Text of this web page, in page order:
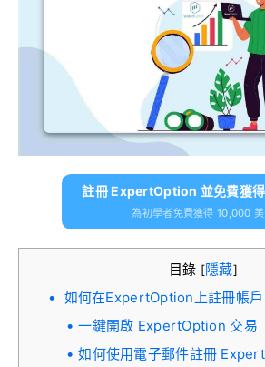
註冊 ExpertOption 並免費獲
為初學者免費獲得 10,000
目錄 [隱藏]
如何在ExpertOption上註冊帳戶
一鍵開啟 ExpertOption 交易
如何使用電子郵件註冊